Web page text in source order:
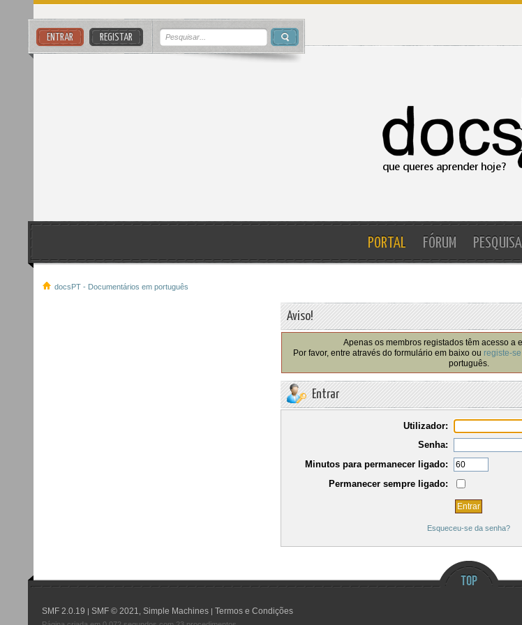
ENTRAR REGISTAR
PORTAL FÓRUM
docsPT - Documentários em português
Aviso!
Apenas os membros registados têm acesso a
Por favor, entre através do formulário em baixo ou registe-se
português.
Entrar
Utilizador:
Senha:
Minutos para permanecer ligado:
Permanecer sempre ligado:
Esqueceu-se da senha?
SMF 2.0.19 |SMF © 2021 ,Simple Machines |Termos e Condições